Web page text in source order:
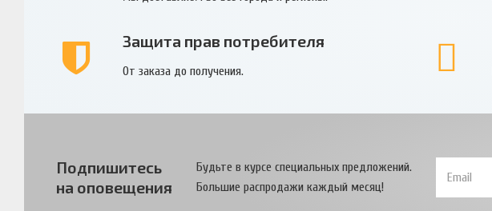
Защита прав потребителя
От заказа до получения.
Подпишитесь
на оповещения
Будьте в курсе специальных предложений.
Большие распродажи каждый месяц!